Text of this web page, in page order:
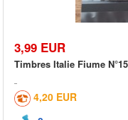
3,99 EUR
Timbres Italie Fiume
4,20 EUR